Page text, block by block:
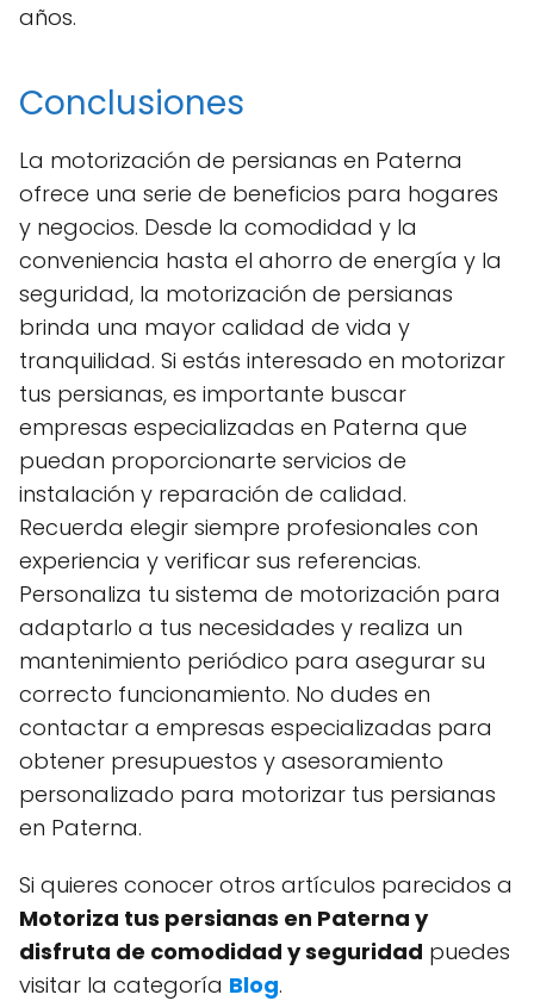
años.
Conclusiones
La motorización de persianas en Paterna
ofrece una serie de beneficios para hogares
y negocios. Desde la comodidad y la
conveniencia hasta el ahorro de energía y la
seguridad, la motorización de persianas
brinda una mayor calidad de vida y
tranquilidad. Si estás interesado en motorizar
tus persianas, es importante buscar
empresas especializadas en Paterna que
puedan proporcionarte servicios de
instalación y reparación de calidad.
Recuerda elegir siempre profesionales con
experiencia y verificar sus referencias.
Personaliza tu sistema de motorización para
adaptarlo a tus necesidades y realiza un
mantenimiento periódico para asegurar su
correcto funcionamiento. No dudes en
contactar a empresas especializadas para
obtener presupuestos y asesoramiento
personalizado para motorizar tus persianas
en Paterna.
Si quieres conocer otros artículos parecidos a
Motoriza tus persianas en Paterna y
disfruta de comodidad y seguridad puedes
visitar la categoría Blog.